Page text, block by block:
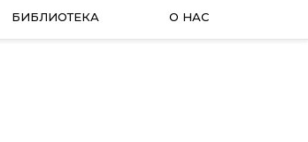
БИБЛИОТЕКА О НАС